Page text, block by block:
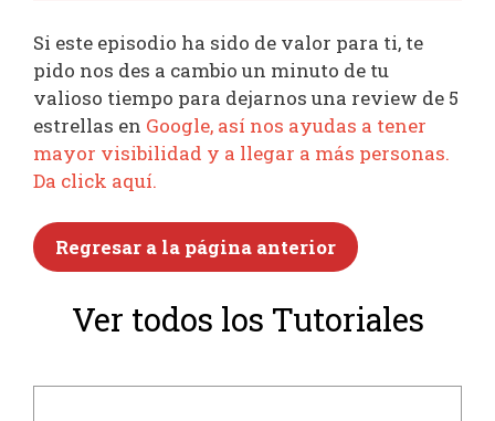
Si este episodio ha sido de valor para ti, te
pido nos des a cambio un minuto de tu
valioso tiempo para dejarnos una review de 5
estrellas en Google, así nos ayudas a tener
mayor visibilidad y a llegar a más personas.
Da click aquí.
Regresar a la página anterior
Ver todos los Tutoriales